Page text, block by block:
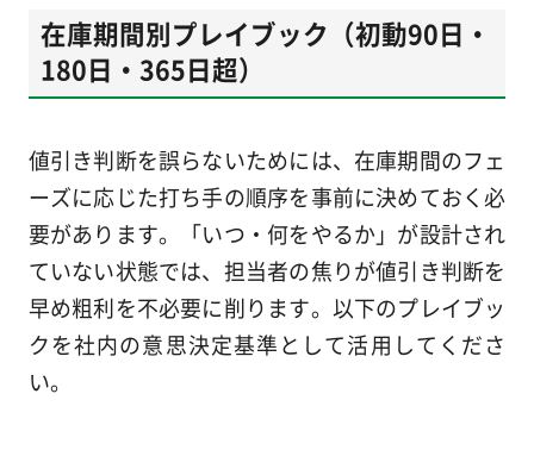
在庫期間別プレイブック（初動90日・
180日・365日超）
値引き判断を誤らないためには、在庫期間のフェ
ーズに応じた打ち手の順序を事前に決めておく必
要があります。「いつ・何をやるか」が設計され
ていない状態では、担当者の焦りが値引き判断を
早め粗利を不必要に削ります。以下のプレイブッ
クを社内の意思決定基準として活用してくださ
い。